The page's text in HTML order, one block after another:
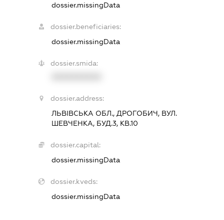
dossier.missingData
dossier.beneficiaries:
dossier.missingData
dossier.smida:
dossier.address:
ЛЬВІВСЬКА ОБЛ., ДРОГОБИЧ, ВУЛ.
ШЕВЧЕНКА, БУД.3, КВ.10
dossier.capital:
dossier.missingData
dossier.kveds:
dossier.missingData